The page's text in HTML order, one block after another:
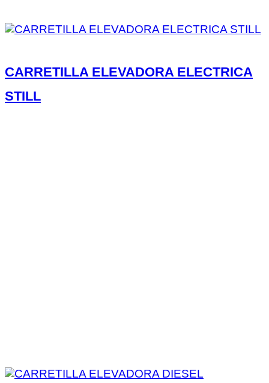
CARRETILLA ELEVADORA ELECTRICA
STILL